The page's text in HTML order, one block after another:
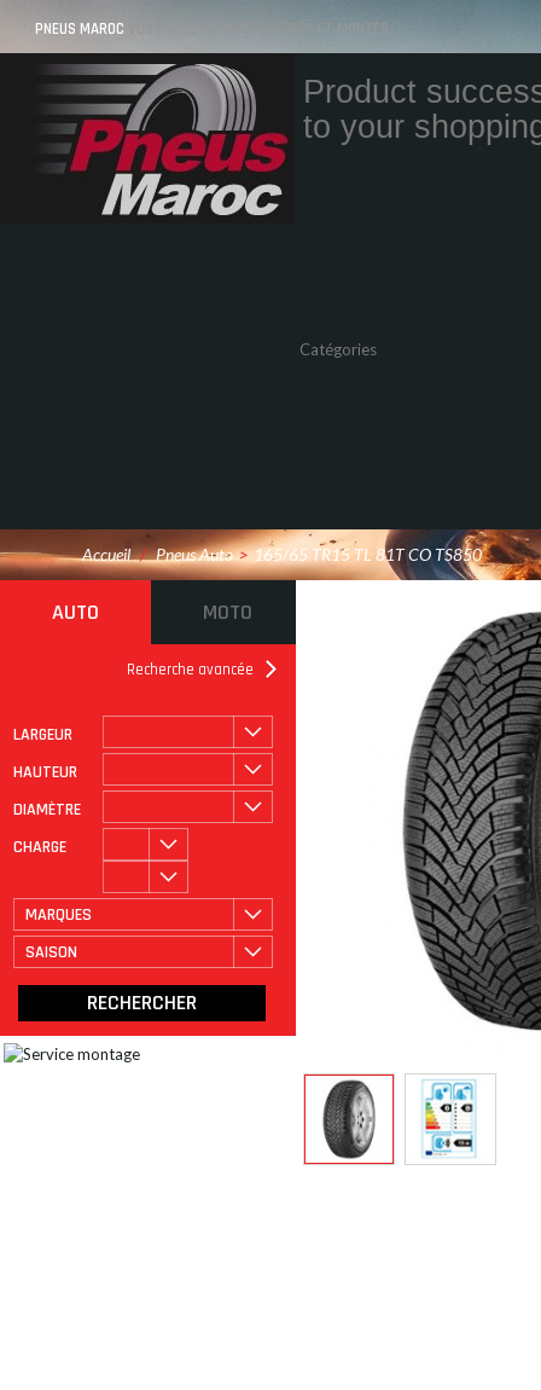
PNEUS MAROC VOS PNEUS AU MAROC LIVRÉS ET MONTÉS
Product
to your
Catégories
Accueil / Pneus Auto > 165/65 TR15 TL 81T CO TS850
AUTO MOTO
Recherche avancée
LARGEUR
HAUTEUR
DIAMÈTRE
CHARGE
MARQUES
SAISON
ROULAGE À PLAT